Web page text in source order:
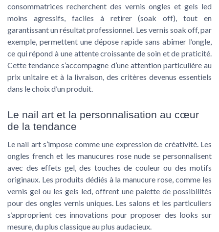
consommatrices recherchent des vernis ongles et gels led
moins agressifs, faciles à retirer (soak off), tout en
garantissant un résultat professionnel. Les vernis soak off, par
exemple, permettent une dépose rapide sans abîmer l’ongle,
ce qui répond à une attente croissante de soin et de praticité.
Cette tendance s’accompagne d’une attention particulière au
prix unitaire et à la livraison, des critères devenus essentiels
dans le choix d’un produit.
Le nail art et la personnalisation au cœur
de la tendance
Le nail art s’impose comme une expression de créativité. Les
ongles french et les manucures rose nude se personnalisent
avec des effets gel, des touches de couleur ou des motifs
originaux. Les produits dédiés à la manucure rose, comme les
vernis gel ou les gels led, offrent une palette de possibilités
pour des ongles vernis uniques. Les salons et les particuliers
s’approprient ces innovations pour proposer des looks sur
mesure, du plus classique au plus audacieux.